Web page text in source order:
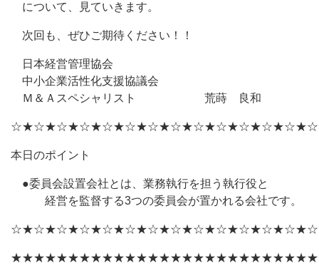
について、見ていきます。
次回も、ぜひご期待ください！！
日本経営管理協会
中小企業活性化支援協議会
Ｍ＆Ａスペシャリスト 荒蒔 良和
本日のポイント
●委員会設置会社とは、業務執行を担う執行役と
経営を監督する3つの委員会が置かれる会社です。